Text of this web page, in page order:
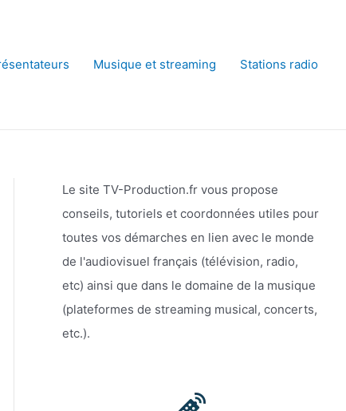
Musique et streaming Stations radio
Le site TV-Production.fr vous propose
conseils, tutoriels et coordonnées utiles pour
toutes vos démarches en lien avec le monde
de l'audiovisuel français (télévision, radio,
etc) ainsi que dans le domaine de la musique
(plateformes de streaming musical, concerts,
etc.).